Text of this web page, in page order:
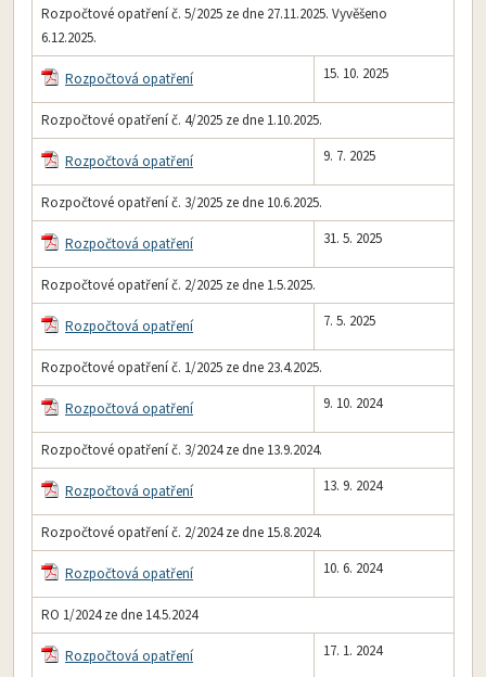
Rozpočtové opatření č. 5/2025 ze dne 27.11.2025. Vyvěšeno
6.12.2025.
Rozpočtová opatření 15. 10. 2025
Rozpočtové opatření č. 4/2025 ze dne 1.10.2025.
Rozpočtová opatření 9. 7. 2025
Rozpočtové opatření č. 3/2025 ze dne 10.6.2025.
Rozpočtová opatření 31. 5. 2025
Rozpočtové opatření č. 2/2025 ze dne 1.5.2025.
Rozpočtová opatření 7. 5. 2025
Rozpočtové opatření č. 1/2025 ze dne 23.4.2025.
Rozpočtová opatření 9. 10. 2024
Rozpočtové opatření č. 3/2024 ze dne 13.9.2024.
Rozpočtová opatření 13. 9. 2024
Rozpočtové opatření č. 2/2024 ze dne 15.8.2024.
Rozpočtová opatření 10. 6. 2024
RO 1/2024 ze dne 14.5.2024
Rozpočtová opatření 17. 1. 2024